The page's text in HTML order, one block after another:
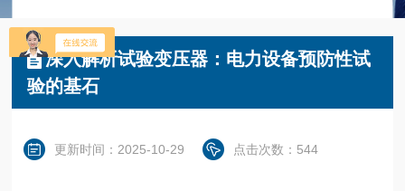
深入解析试验变压器：电力设备预防性试
验的基石
更新时间：2025-10-29 点击次数：544